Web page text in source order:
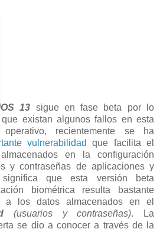
13 sigue en fase beta por lo
existan algunos fallos en esta
recientemente se ha
vulnerabilidad
que facilita el
en la configuración
y contraseñas de aplicaciones y
que esta versión beta
biométrica resulta bastante
a los datos almacenados en el
(usuarios y contraseñas). La
se dio a conocer a través de la